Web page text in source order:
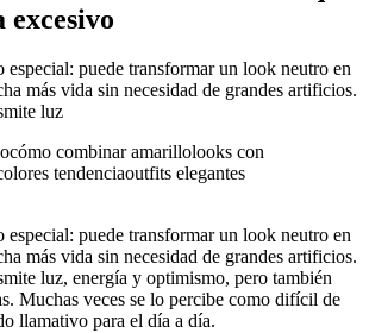
excesivo
puede transformar un look neutro en
más vida sin necesidad de grandes artificios.
luz
cómo combinar amarillolooks con
tendenciaoutfits elegantes
puede transformar un look neutro en
más vida sin necesidad de grandes artificios.
luz, energía y optimismo, pero también
Muchas veces se lo percibe como difícil de
llamativo para el día a día.